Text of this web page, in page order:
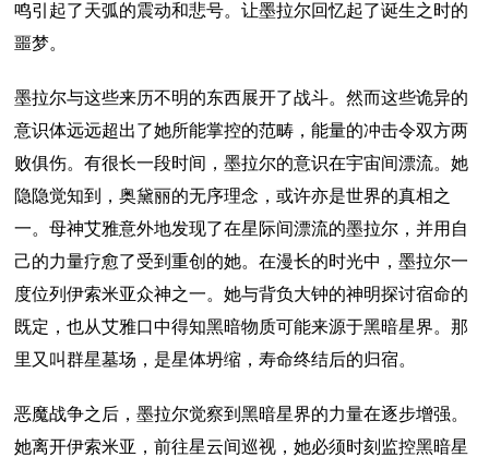
鸣引起了天弧的震动和悲号。让墨拉尔回忆起了诞生之时的
噩梦。
墨拉尔与这些来历不明的东西展开了战斗。然而这些诡异的
意识体远远超出了她所能掌控的范畴，能量的冲击令双方两
败俱伤。有很长一段时间，墨拉尔的意识在宇宙间漂流。她
隐隐觉知到，奥黛丽的无序理念，或许亦是世界的真相之
一。母神艾雅意外地发现了在星际间漂流的墨拉尔，并用自
己的力量疗愈了受到重创的她。在漫长的时光中，墨拉尔一
度位列伊索米亚众神之一。她与背负大钟的神明探讨宿命的
既定，也从艾雅口中得知黑暗物质可能来源于黑暗星界。那
里又叫群星墓场，是星体坍缩，寿命终结后的归宿。
恶魔战争之后，墨拉尔觉察到黑暗星界的力量在逐步增强。
她离开伊索米亚，前往星云间巡视，她必须时刻监控黑暗星